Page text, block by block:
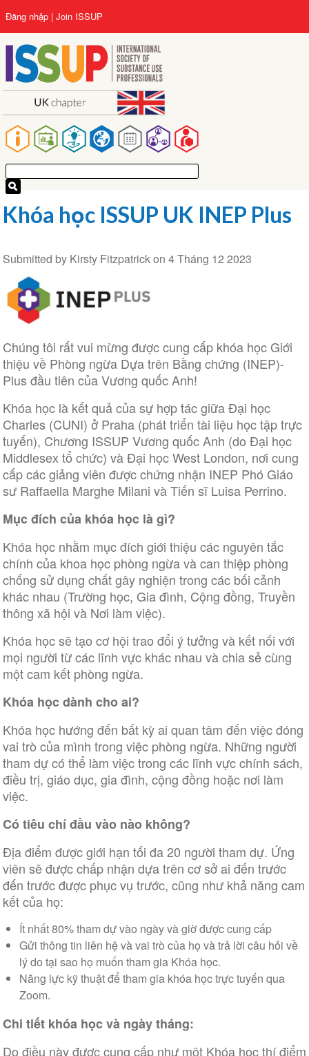
đến
nội
dung
Main
navigation
User
account
menu
Đăng nhập Join ISSUP
Khóa học ISSUP UK INEP Plus
Submitted by Kirsty Fitzpatrickon 4 Tháng 12 2023
Chúng tôi rất vui mừng được cung cấp khóa học Giới
thiệu về Phòng ngừa Dựa trên Bằng chứng (INEP)-
Plus đầu tiên của Vương quốc Anh!
Khóa học là kết quả của sự hợp tác giữa Đại học
Charles (CUNI) ở Praha (phát triển tài liệu học tập trực
tuyến), Chương ISSUP Vương quốc Anh (do Đại học
Middlesex tổ chức) và Đại học West London, nơi cung
cấp các giảng viên được chứng nhận INEP Phó Giáo
sư Raffaella Marghe Milani và Tiến sĩ Luisa Perrino.
Mục đích của khóa học là gì?
Khóa học nhằm mục đích giới thiệu các nguyên tắc
chính của khoa học phòng ngừa và can thiệp phòng
chống sử dụng chất gây nghiện trong các bối cảnh
khác nhau (Trường học, Gia đình, Cộng đồng, Truyền
thông xã hội và Nơi làm việc).
Khóa học sẽ tạo cơ hội trao đổi ý tưởng và kết nối với
mọi người từ các lĩnh vực khác nhau và chia sẻ cùng
một cam kết phòng ngừa.
Khóa học dành cho ai?
Khóa học hướng đến bất kỳ ai quan tâm đến việc đóng
vai trò của mình trong việc phòng ngừa. Những người
tham dự có thể làm việc trong các lĩnh vực chính sách,
điều trị, giáo dục, gia đình, cộng đồng hoặc nơi làm
việc.
Có tiêu chí đầu vào nào không?
Địa điểm được giới hạn tối đa 20 người tham dự. Ứng
viên sẽ được chấp nhận dựa trên cơ sở ai đến trước
đến trước được phục vụ trước, cũng như khả năng cam
kết của họ:
Ít nhất 80% tham dự vào ngày và giờ được cung cấp
Gửi thông tin liên hệ và vai trò của họ và trả lời câu hỏi về
lý do tại sao họ muốn tham gia Khóa học.
Năng lực kỹ thuật để tham gia khóa học trực tuyến qua
Zoom.
Chi tiết khóa họcvà ngày tháng:
Do điều này được cung cấp như một Khóa học thí điểm